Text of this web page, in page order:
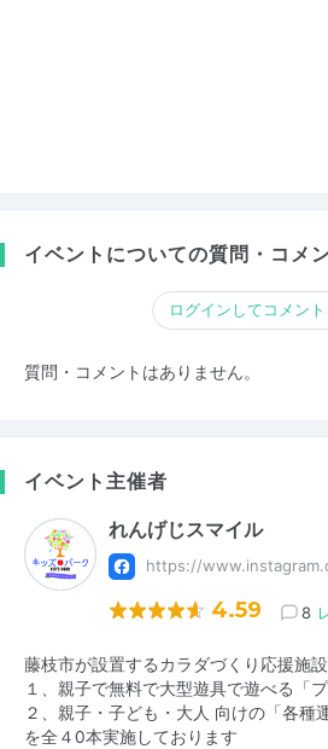
イベントについての質問・コメ
ログインしてコメント
質問・コメントはありません。
イベント主催者
れんげじスマイル
https://
4.59 8
藤枝市が設置するカラダづくり応援施設
１、親子で無料で大型遊具で遊べる「
２、親子・子ども・大人 向けの「各種
を全４0本実施しております